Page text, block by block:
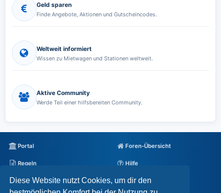
Diese Website nutzt Cookies, um dir den
Geld sparen
Finde Angebote, Aktionen und Gutscheincodes.
Weltweit informiert
Wissen zu Mietwagen und Stationen weltweit.
Aktive Community
Werde Teil einer hilfsbereiten Community.
Portal Foren-Übersicht
Regeln Hilfe
Datenschutz Impressum